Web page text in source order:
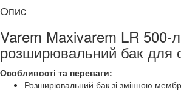
Опис
Varem Maxivarem LR 500-
розширювальний бак для
Особливості та переваги:
Розширювальний бак зі змінною